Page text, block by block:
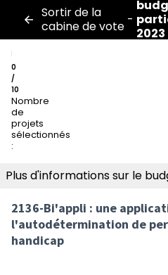
Sortir de la
cabine de vote -
2023
0
/
10
Nombre
de
projets
sélectionnés
:
Plus d'informations sur le
2136-Bi'appli : une
l'autodétermination de
handicap